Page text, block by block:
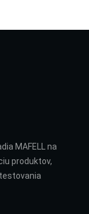
MAFELL na
produktov,